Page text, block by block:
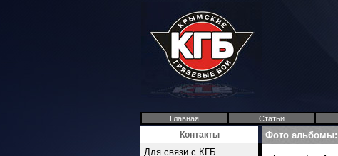
Главная
Статьи
Контакты
Для связи с КГБ
Фото альбомы: